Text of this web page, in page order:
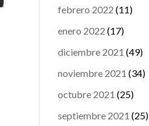
febrero 2022 (11)
enero 2022 (17)
diciembre 2021 (49)
noviembre 2021 (34)
octubre 2021 (25)
septiembre 2021 (25)